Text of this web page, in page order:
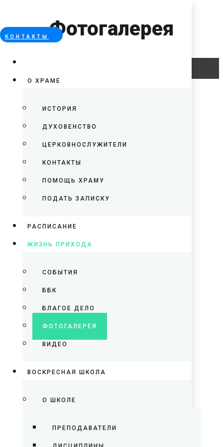
КОНТАКТЫ
О ХРАМЕ
ИСТОРИЯ
ДУХОВЕНСТВО
ЦЕРКОВНОСЛУЖИТЕЛИ
КОНТАКТЫ
ПОМОЩЬ ХРАМУ
ПОДАТЬ ЗАПИСКУ
РАСПИСАНИЕ
ЖИЗНЬ ПРИХОДА
СОБЫТИЯ
ББК
БЛАГОЕ ДЕЛО
ФОТОГАЛЕРЕЯ
ВИДЕО
ВОСКРЕСНАЯ ШКОЛА
О ШКОЛЕ
ПРЕПОДАВАТЕЛИ
Фотогалерея